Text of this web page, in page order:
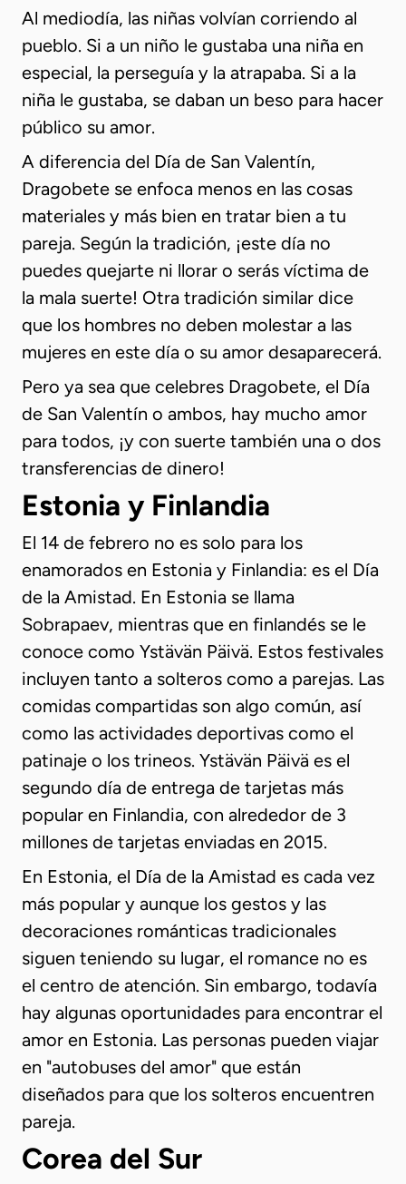
Al mediodía, las niñas volvían corriendo al
pueblo. Si a un niño le gustaba una niña en
especial, la perseguía y la atrapaba. Si a la
niña le gustaba, se daban un beso para hacer
público su amor.
A diferencia del Día de San Valentín,
Dragobete se enfoca menos en las cosas
materiales y más bien en tratar bien a tu
pareja. Según la tradición, ¡este día no
puedes quejarte ni llorar o serás víctima de
la mala suerte! Otra tradición similar dice
que los hombres no deben molestar a las
mujeres en este día o su amor desaparecerá.
Pero ya sea que celebres Dragobete, el Día
de San Valentín o ambos, hay mucho amor
para todos, ¡y con suerte también una o dos
transferencias de dinero!
Estonia y Finlandia
El 14 de febrero no es solo para los
enamorados en Estonia y Finlandia: es el Día
de la Amistad. En Estonia se llama
Sobrapaev, mientras que en finlandés se le
conoce como Ystävän Päivä. Estos festivales
incluyen tanto a solteros como a parejas. Las
comidas compartidas son algo común, así
como las actividades deportivas como el
patinaje o los trineos. Ystävän Päivä es el
segundo día de entrega de tarjetas más
popular en Finlandia, con alrededor de 3
millones de tarjetas enviadas en 2015.
En Estonia, el Día de la Amistad es cada vez
más popular y aunque los gestos y las
decoraciones románticas tradicionales
siguen teniendo su lugar, el romance no es
el centro de atención. Sin embargo, todavía
hay algunas oportunidades para encontrar el
amor en Estonia. Las personas pueden viajar
en "autobuses del amor" que están
diseñados para que los solteros encuentren
pareja.
Corea del Sur